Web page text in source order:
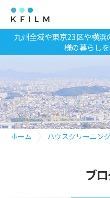
九州全域や東京23区や横
様の暮らし
ホーム
ハウスクリーニン
ブ